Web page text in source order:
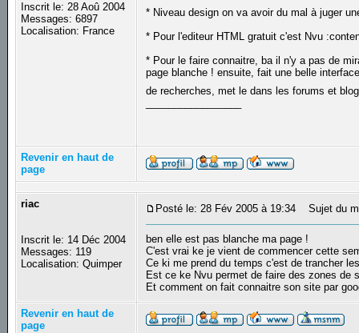
Inscrit le: 28 Aoû 2004
Messages: 6897
Localisation: France
* Niveau design on va avoir du mal à juger
* Pour l'editeur HTML gratuit c'est Nvu
* Pour le faire connaitre, ba il n'y a pas de
page blanche ! ensuite, fait une belle
de recherches, met le dans les forums et
Revenir en haut de
page
riac
Inscrit le: 14 Déc 2004
Messages: 119
Localisation: Quimper
Posté le: 28 Fév 2005 à 19:34 Sujet du
ben elle est pas blanche ma page !
C'est vrai ke je vient de commencer cette
Ce ki me prend du temps c'est de trancher
Est ce ke Nvu permet de faire des zones de
Et comment on fait connaitre son site par
Revenir en haut de
page